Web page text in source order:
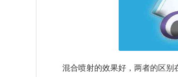
混合喷射的效果好，两者的区别